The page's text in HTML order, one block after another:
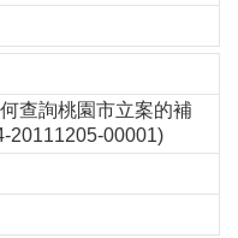
查詢桃園市立案的補
20111205-00001)